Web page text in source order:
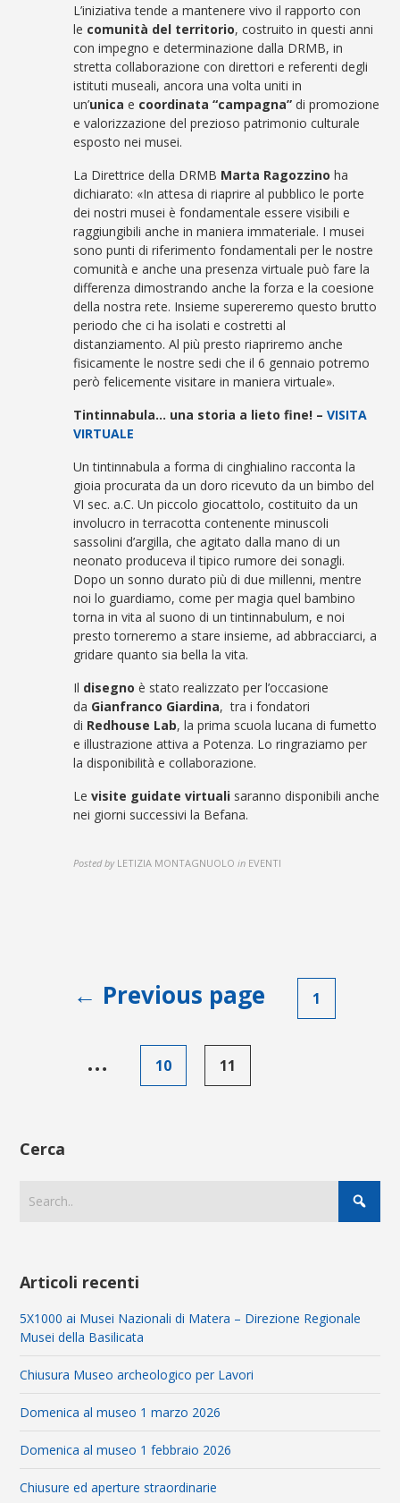
L’iniziativa tende a mantenere vivo il rapporto con
le comunità del territorio, costruito in questi anni
con impegno e determinazione dalla DRMB, in
stretta collaborazione con direttori e referenti degli
istituti museali, ancora una volta uniti in
un’unica e coordinata “campagna” di promozione
e valorizzazione del prezioso patrimonio culturale
esposto nei musei.
La Direttrice della DRMB Marta Ragozzinoha
dichiarato: «In attesa di riaprire al pubblico le porte
dei nostri musei è fondamentale essere visibili e
raggiungibili anche in maniera immateriale. I musei
sono punti di riferimento fondamentali per le nostre
comunità e anche una presenza virtuale può fare la
differenza dimostrando anche la forza e la coesione
della nostra rete. Insieme supereremo questo brutto
periodo che ci ha isolati e costretti al
distanziamento. Al più presto riapriremo anche
fisicamente le nostre sedi che il 6 gennaio potremo
però felicemente visitare in maniera virtuale».
Tintinnabula… una storia a lieto fine! –VISITA
VIRTUALE
Un tintinnabula a forma di cinghialino racconta la
gioia procurata da un doro ricevuto da un bimbo del
VI sec. a.C. Un piccolo giocattolo, costituito da un
involucro in terracotta contenente minuscoli
sassolini d’argilla, che agitato dalla mano di un
neonato produceva il tipico rumore dei sonagli.
Dopo un sonno durato più di due millenni, mentre
noi lo guardiamo, come per magia quel bambino
torna in vita al suono di un tintinnabulum, e noi
presto torneremo a stare insieme, ad abbracciarci, a
gridare quanto sia bella la vita.
Il disegno è stato realizzato per l’occasione
da Gianfranco Giardina, tra i fondatori
di Redhouse Lab, la prima scuola lucana di fumetto
e illustrazione attiva a Potenza. Lo ringraziamo per
la disponibilità e collaborazione.
Levisite guidate virtuali saranno disponibili anche
nei giorni successivi la Befana.
Posted by LETIZIA MONTAGNUOLO in EVENTI
Paginazione
degli
← Previous page 1
… 10 11
Cerca
Articoli recenti
5X1000 ai Musei Nazionali di Matera – Direzione Regionale
Musei della Basilicata
Chiusura Museo archeologico per Lavori
Domenica al museo 1 marzo 2026
Domenica al museo 1 febbraio 2026
Chiusure ed aperture straordinarie